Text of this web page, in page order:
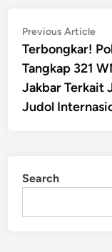
Post
navigation
Previous Article
Terbongkar!
Tangkap 321
Jakbar Terkait
Judol
Search